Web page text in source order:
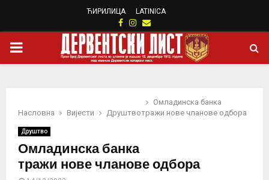
ЋИРИЛИЦА LATINICA
Facebook
Instagram
Email
PRIMARY
Насловна Вијести Друштво
Омладинска банка
тражи нове чланове одбора
Друштво
Омладинска банка
тражи нове чланове одбора